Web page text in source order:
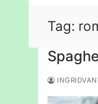
Tag: